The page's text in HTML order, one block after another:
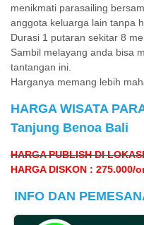
menikmati parasailing
anggota keluarga lain tanpa
Durasi 1 putaran sekitar 8
Sambil melayang anda bisa
tantangan ini.
Harganya memang lebih
HARGA WISATA
Tanjung Benoa Bali
HARGA PUBLISH DI
HARGA DISKON : 275.000/
INFO DAN